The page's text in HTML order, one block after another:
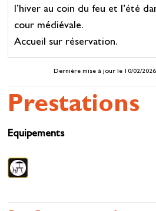
l’hiver au coin du feu et l’été
cour médiévale.
Accueil sur réservation.
Dernière mise à jour le 10/02/
Prestations
Equipements